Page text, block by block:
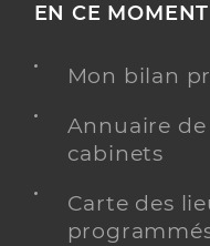
EN CE MOMENT
Mon bilan
Annuaire
cabinets
Carte des